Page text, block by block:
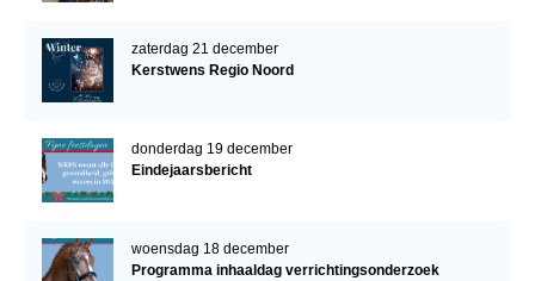
zaterdag 21 december
Kerstwens Regio Noord
donderdag 19 december
Eindejaarsbericht
woensdag 18 december
Programma inhaaldag verrichtingsonderzoek